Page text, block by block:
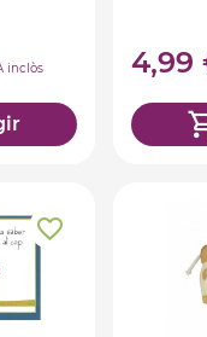
inclòs 4,99